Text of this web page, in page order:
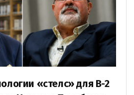
«стелс» для B-2